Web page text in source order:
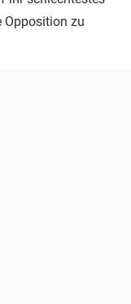
Opposition zu